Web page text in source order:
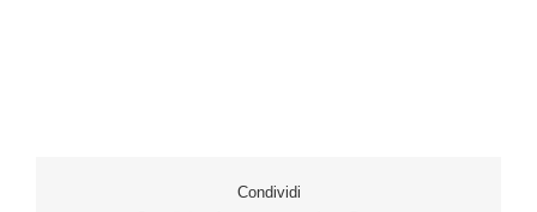
Condividi